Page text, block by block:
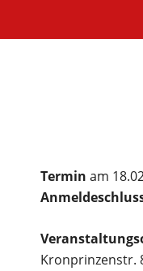
Termin am
Kronprinzenstr.